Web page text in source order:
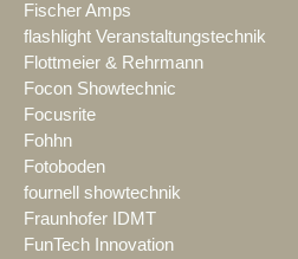
Fischer Amps
flashlight Veranstaltungstechnik
Flottmeier & Rehrmann
Focon Showtechnic
Focusrite
Fohhn
Fotoboden
fournell showtechnik
Fraunhofer IDMT
FunTech Innovation